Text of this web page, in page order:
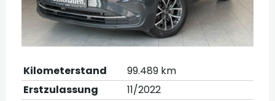
Kilometerstand
99.489 km
Erstzulassung
11/2022